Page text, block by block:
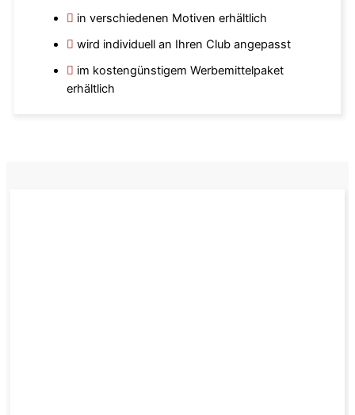
in verschiedenen Motiven erhältlich
wird individuell an Ihren Club angepasst
im kostengünstigem Werbemittelpaket
erhältlich